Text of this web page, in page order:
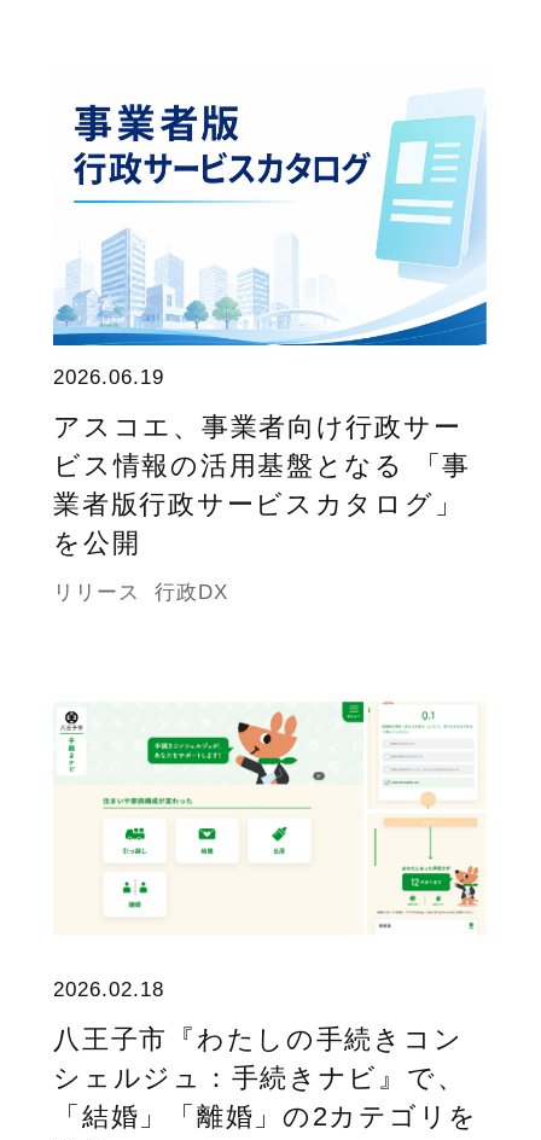
2026.06.19
アスコエ、事業者向け行政サー
ビス情報の活用基盤となる 「事
業者版行政サービスカタログ」
を公開
リリース 行政DX
2026.02.18
八王子市『わたしの手続きコン
シェルジュ：手続きナビ』で、
「結婚」「離婚」の2カテゴリを